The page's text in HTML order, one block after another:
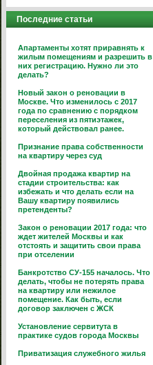
Последние статьи
Апартаменты хотят приравнять к
жилым помещениям и разрешить в
них регистрацию. Нужно ли это
делать?
Новый закон о реновации в
Москве. Что изменилось с 2017
года по сравнению с порядком
переселения из пятиэтажек,
который действовал ранее.
Признание права собственности
на квартиру через суд
Двойная продажа квартир на
стадии строительства: как
избежать и что делать если на
Вашу квартиру появились
претенденты?
Закон о реновации 2017 года: что
ждет жителей Москвы и как
отстоять и защитить свои права
при отселении
Банкротство СУ-155 началось. Что
делать, чтобы не потерять права
на квартиру или нежилое
помещение. Как быть, если
договор заключен с ЖСК
Установление сервитута в
практике судов города Москвы
Приватизация служебного жилья